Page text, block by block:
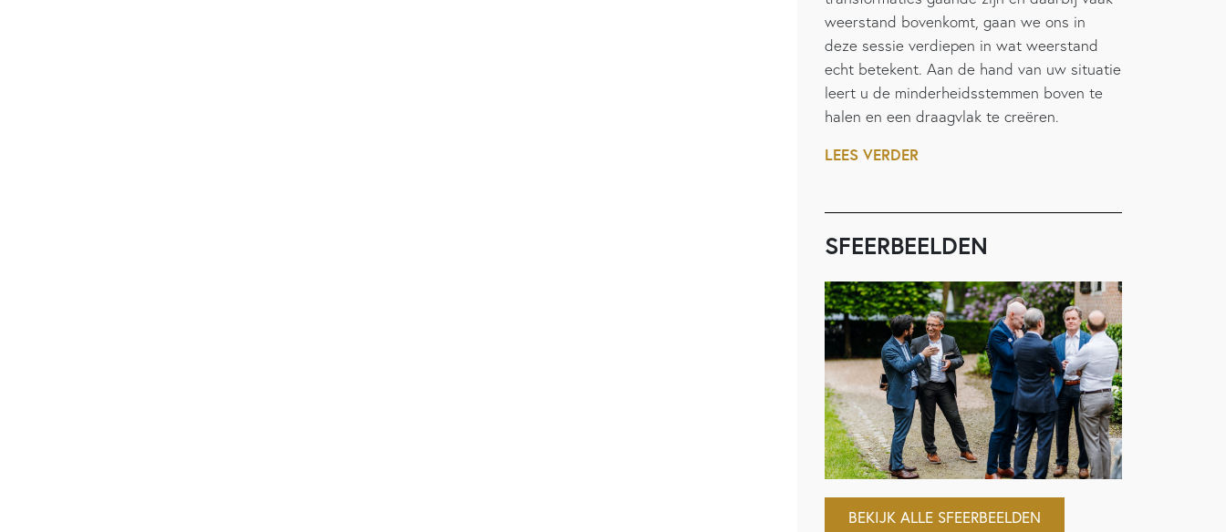
weerstand bovenkomt, gaan we ons in
deze sessie verdiepen in wat weerstand
echt betekent. Aan de hand van uw situatie
leert u de minderheidsstemmen boven te
halen en een draagvlak te creëren.
LEES VERDER
SFEERBEELDEN
BEKIJK ALLE SFEERBEELDEN